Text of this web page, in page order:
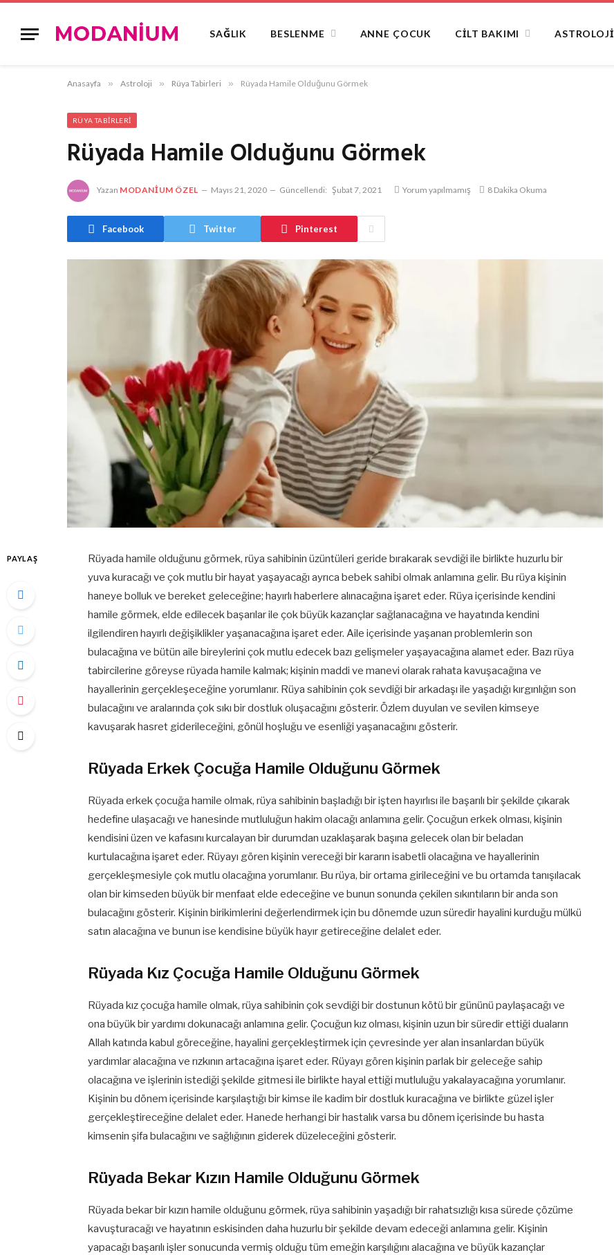
SAĞLIK BESLENME ANNE ÇOCUK CILT BAKIMI ASTROLOJI
Anasayfa » Astroloji » Rüya Tabirleri » Rüyada Hamile Olduğunu Görmek
RÜYA TABIRLERI
Rüyada Hamile Olduğunu Görmek
Yazan MODANIUM ÖZEL Mayıs 21, 2020 Güncellendi: Şubat 7, 2021 Yorum yapılmamış 8 Dakika Okuma
Facebook Twitter Pinterest
PAYLAŞ
Rüyada hamile olduğunu görmek, rüya sahibinin üzüntüleri geride bırakarak sevdiği ile birlikte huzurlu bir
yuva kuracağı ve çok mutlu bir hayat yaşayacağı ayrıca bebek sahibi olmak anlamına gelir. Bu rüya kişinin
haneye bolluk ve bereket geleceğine; hayırlı haberlere alınacağına işaret eder. Rüya içerisinde kendini
hamile görmek, elde edilecek başarılar ile çok büyük kazançlar sağlanacağına ve hayatında kendini
ilgilendiren hayırlı değişiklikler yaşanacağına işaret eder. Aile içerisinde yaşanan problemlerin son
bulacağına ve bütün aile bireylerini çok mutlu edecek bazı gelişmeler yaşayacağına alamet eder. Bazı rüya
tabircilerine göreyse rüyada hamile kalmak; kişinin maddi ve manevi olarak rahata kavuşacağına ve
hayallerinin gerçekleşeceğine yorumlanır. Rüya sahibinin çok sevdiği bir arkadaşı ile yaşadığı kırgınlığın son
bulacağını ve aralarında çok sıkı bir dostluk oluşacağını gösterir. Özlem duyulan ve sevilen kimseye
kavuşarak hasret giderileceğini, gönül hoşluğu ve esenliği yaşanacağını gösterir.
Rüyada Erkek Çocuğa Hamile Olduğunu Görmek
Rüyada erkek çocuğa hamile olmak, rüya sahibinin başladığı bir işten hayırlısı ile başarılı bir şekilde çıkarak
hedefine ulaşacağı ve hanesinde mutluluğun hakim olacağı anlamına gelir. Çocuğun erkek olması, kişinin
kendisini üzen ve kafasını kurcalayan bir durumdan uzaklaşarak başına gelecek olan bir beladan
kurtulacağına işaret eder. Rüyayı gören kişinin vereceği bir kararın isabetli olacağına ve hayallerinin
gerçekleşmesiyle çok mutlu olacağına yorumlanır. Bu rüya, bir ortama girileceğini ve bu ortamda tanışılacak
olan bir kimseden büyük bir menfaat elde edeceğine ve bunun sonunda çekilen sıkıntıların bir anda son
bulacağını gösterir. Kişinin birikimlerini değerlendirmek için bu dönemde uzun süredir hayalini kurduğu mülkü
satın alacağına ve bunun ise kendisine büyük hayır getireceğine delalet eder.
Rüyada Kız Çocuğa Hamile Olduğunu Görmek
Rüyada kız çocuğa hamile olmak, rüya sahibinin çok sevdiği bir dostunun kötü bir gününü paylaşacağı ve
ona büyük bir yardımı dokunacağı anlamına gelir. Çocuğun kız olması, kişinin uzun bir süredir ettiği duaların
Allah katında kabul göreceğine, hayalini gerçekleştirmek için çevresinde yer alan insanlardan büyük
yardımlar alacağına ve rızkının artacağına işaret eder. Rüyayı gören kişinin parlak bir geleceğe sahip
olacağına ve işlerinin istediği şekilde gitmesi ile birlikte hayal ettiği mutluluğu yakalayacağına yorumlanır.
Kişinin bu dönem içerisinde karşılaştığı bir kimse ile kadim bir dostluk kuracağına ve birlikte güzel işler
gerçekleştireceğine delalet eder. Hanede herhangi bir hastalık varsa bu dönem içerisinde bu hasta
kimsenin şifa bulacağını ve sağlığının giderek düzeleceğini gösterir.
Rüyada Bekar Kızın Hamile Olduğunu Görmek
Rüyada bekar bir kızın hamile olduğunu görmek, rüya sahibinin yaşadığı bir rahatsızlığı kısa sürede çözüme
kavuşturacağı ve hayatının eskisinden daha huzurlu bir şekilde devam edeceği anlamına gelir. Kişinin
yapacağı başarılı işler sonucunda vermiş olduğu tüm emeğin karşılığını alacağına ve büyük kazançlar